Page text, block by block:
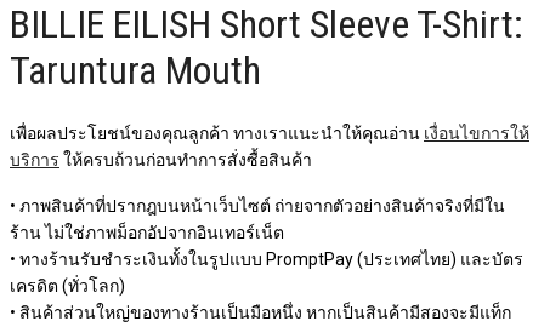
BILLIE EILISH Short Sleeve T-Shirt:
Taruntura Mouth
เพื่อผลประโยชน์ของคุณลูกค้า ทางเราแนะนำให้คุณอ่าน เงื่อนไขการให้
บริการ ให้ครบถ้วนก่อนทำการสั่งซื้อสินค้า
• ภาพสินค้าที่ปรากฎบนหน้าเว็บไซต์ ถ่ายจากตัวอย่างสินค้าจริงที่มีใน
ร้าน ไม่ใช่ภาพม็อกอัปจากอินเทอร์เน็ต
• ทางร้านรับชำระเงินทั้งในรูปแบบ PromptPay (ประเทศไทย) และบัตร
เครดิต (ทั่วโลก)
• สินค้าส่วนใหญ่ของทางร้านเป็นมือหนึ่ง หากเป็นสินค้ามีสองจะมีแท็ก